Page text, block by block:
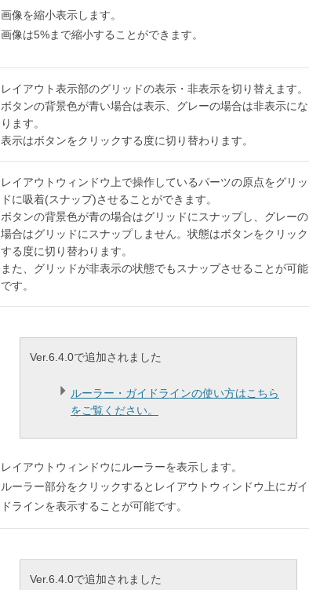
画像を縮小表示します。
画像は5%まで縮小することができます。
レイアウト表示部のグリッドの表示・非表示を切り替えます。
ボタンの背景色が青い場合は表示、グレーの場合は非表示にな
ります。
表示はボタンをクリックする度に切り替わります。
レイアウトウィンドウ上で操作しているパーツの原点をグリッ
ドに吸着(スナップ)させることができます。
ボタンの背景色が青の場合はグリッドにスナップし、グレーの
場合はグリッドにスナップしません。状態はボタンをクリック
する度に切り替わります。
また、グリッドが非表示の状態でもスナップさせることが可能
です。
Ver.6.4.0で追加されました
ルーラー・ガイドラインの使い方はこちら
をご覧ください。
レイアウトウィンドウにルーラーを表示します。
ルーラー部分をクリックするとレイアウトウィンドウ上にガイ
ドラインを表示することが可能です。
Ver.6.4.0で追加されました